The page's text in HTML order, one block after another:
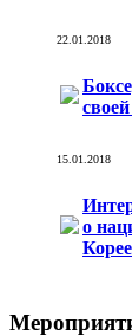
22.01.2018
15.01.2018
о
Корее